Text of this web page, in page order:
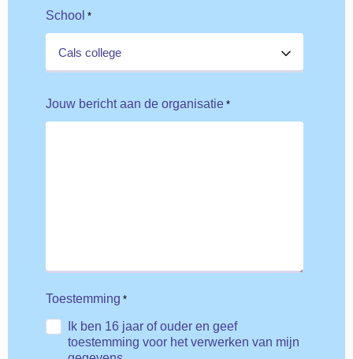
School *
Jouw bericht aan de organisatie *
Toestemming *
Ik ben 16 jaar of ouder en geef
toestemming voor het verwerken van mijn